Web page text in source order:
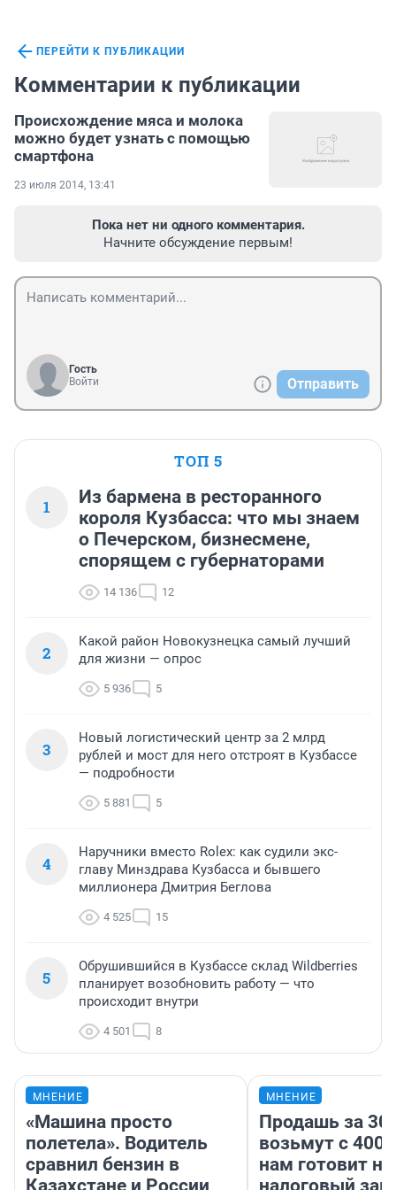
ПЕРЕЙТИ К ПУБЛИКАЦИИ
Комментарии к публикации
Происхождение мяса и молока
можно будет узнать с помощью
смартфона
23 июля 2014, 13:41
Пока нет ни одного комментария.
Начните обсуждение первым!
Гость
Войти
Отправить
ТОП 5
1
Из бармена в ресторанного
короля Кузбасса: что мы знаем
о Печерском, бизнесмене,
спорящем с губернаторами
14 136 12
2
Какой район Новокузнецка самый лучший
для жизни — опрос
5 936 5
3
Новый логистический центр за 2 млрд
рублей и мост для него отстроят в Кузбассе
— подробности
5 881 5
4
Наручники вместо Rolex: как судили экс-
главу Минздрава Кузбасса и бывшего
миллионера Дмитрия Беглова
4 525 15
5
Обрушившийся в Кузбассе склад Wildberries
планирует возобновить работу — что
происходит внутри
4 501 8
МНЕНИЕ
«Машина просто
полетела». Водитель
сравнил бензин в
Казахстане и России
МНЕНИЕ
Продашь за
возьмут с
нам готовит
налоговый